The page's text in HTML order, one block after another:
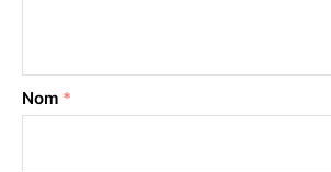
Nom *